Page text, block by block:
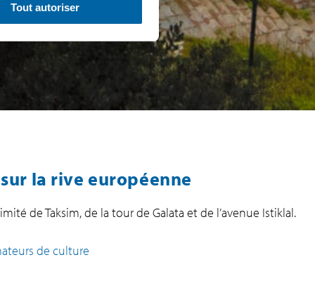
Tout autoriser
la rive européenne
de Taksim, de la tour de Galata et de l’avenue Istiklal.
de culture